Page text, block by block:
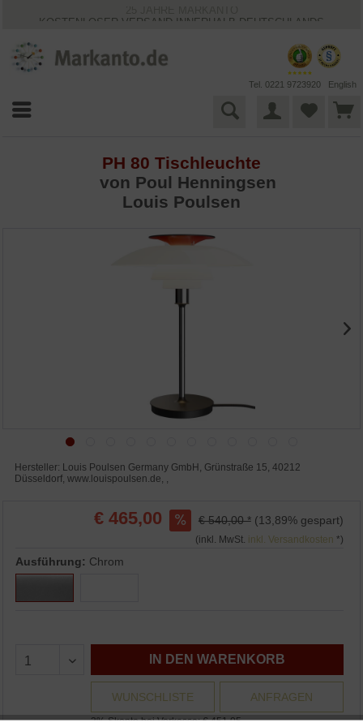
KOSTENLOSER VERSAND INNERHALB DEUTSCHLANDS
VIELFÄLTIGE ZAHLUNGSMÖGLICHKEITEN
BESTPRICE-GARANTIE
Tel. 0221 9723920 English
PH 80 Tischleuchte
von Poul Henningsen
Louis Poulsen
Hersteller: Louis Poulsen Germany GmbH, Grünstraße 15, 40212
Düsseldorf, www.louispoulsen.de, ,
€ 465,00 € 540,00 * (13,89% gespart)
(inkl. MwSt. inkl. Versandkosten *)
Ausführung: Chrom
IN DEN WARENKORB
WUNSCHLISTE ANFRAGEN
3% Skonto bei Vorkasse: € 451,05